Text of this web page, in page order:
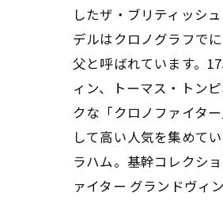
したザ・ブリティッシ
デルはクロノグラフで
父と呼ばれています。
ィン、トーマス・トン
クな「クロノファイタ
して高い人気を集めて
ラハム。基幹コレクシ
ァイター グランドヴィ